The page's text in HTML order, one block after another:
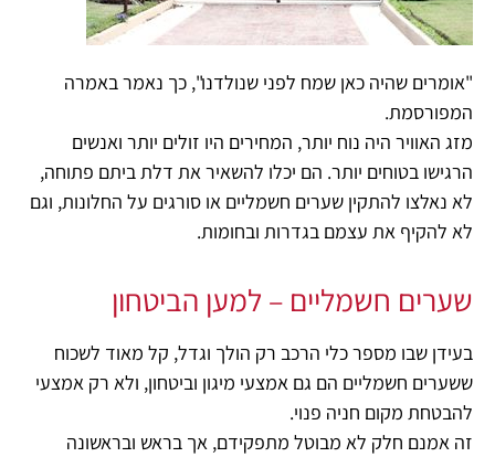
"אומרים שהיה כאן שמח לפני שנולדנו", כך נאמר באמרה
המפורסמת.
מזג האוויר היה נוח יותר, המחירים היו זולים יותר ואנשים
הרגישו בטוחים יותר. הם יכלו להשאיר את דלת ביתם פתוחה,
לא נאלצו להתקין שערים חשמליים או סורגים על החלונות, וגם
לא להקיף את עצמם בגדרות ובחומות.
שערים חשמליים – למען הביטחון
בעידן שבו מספר כלי הרכב רק הולך וגדל, קל מאוד לשכוח
ששערים חשמליים הם גם אמצעי מיגון וביטחון, ולא רק אמצעי
להבטחת מקום חניה פנוי.
זה אמנם חלק לא מבוטל מתפקידם, אך בראש ובראשונה